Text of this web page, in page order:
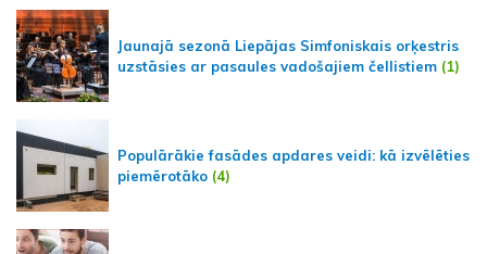
Jaunajā sezonā Liepājas Simfoniskais orķestris
uzstāsies ar pasaules vadošajiem čellistiem (1)
Populārākie fasādes apdares veidi: kā izvēlēties
piemērotāko (4)